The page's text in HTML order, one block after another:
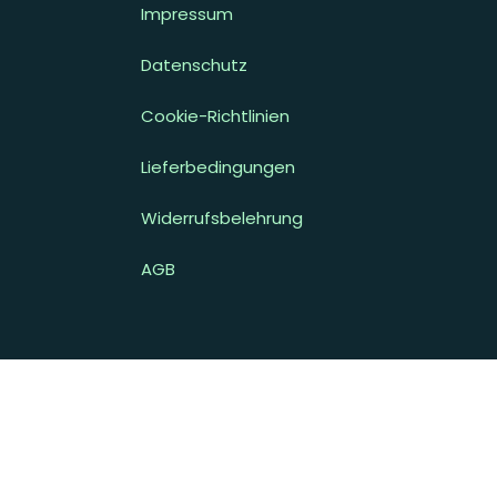
Impressum
Datenschutz
Cookie-Richtlinien
Lieferbedingungen
Widerrufsbelehrung
AGB